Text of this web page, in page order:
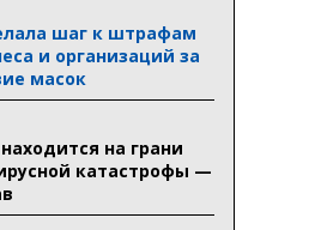
шаг к штрафам
и организаций за
масок
на грани
катастрофы —